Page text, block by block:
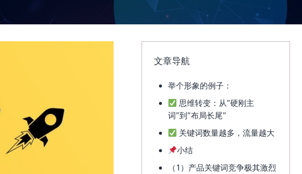
文章导航
举个形象的例子：
思维转变：从"硬刚主
词"到"布局长尾"
关键词数量越多，流量越大
小结
（1）产品关键词竞争极其激烈